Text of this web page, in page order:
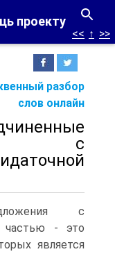
проекту
разбор
слов онлайн
<< ↑ >>
с
с
частью - это
является